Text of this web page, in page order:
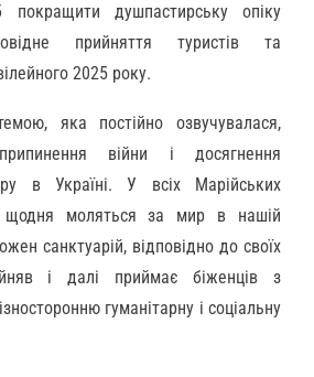
покращити душпастирську опіку
прийняття туристів та
2025 року.
яка постійно озвучувалася,
війни і досягнення
в Україні. У всіх Марійських
щодня моляться за мир в нашій
санктуарій, відповідно до своїх
і далі приймає біженців з
гуманітарну і соціальну